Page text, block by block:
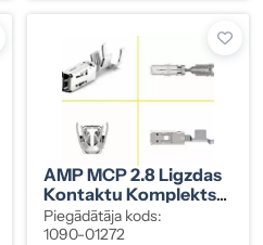
AMP MCP 2.8 Ligzdas
Kontaktu Komplekts
1,5-2,5 Mm² (10 Gab.),
1-968876-1
Piegādātāja kods:
1090-01272